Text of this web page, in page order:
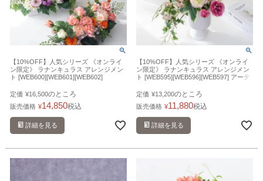
【10%OFF】人気シリーズ 《オンライ
ン限定》 ラナンキュラス アレンジメン
ト [WEB600][WEB601][WEB602]
造花
定価 ¥16,500のところ
販売価格 ¥14,850税込
詳細を見る
【10%OFF】人気シリーズ 《オンライ
ン限定》 ラナンキュラス アレンジメン
ト [WEB595][WEB596][WEB597] アーテ
定価 ¥13,200のところ
販売価格 ¥11,880税込
詳細を見る